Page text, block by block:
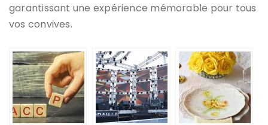
garantissant une expérience mémorable pour tous
vos convives.